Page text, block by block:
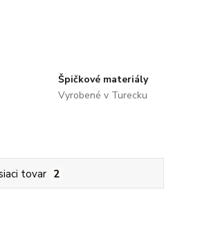
Špičkové materiály
Vyrobené v Turecku
tovar 2